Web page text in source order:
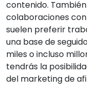
contenido.
colaboraciones
suelen preferir
una base de
miles o incluso
tendrás la
del marketing de